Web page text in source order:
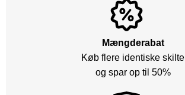
Mængderabat
Køb flere identiske skilte
og spar op til 50%